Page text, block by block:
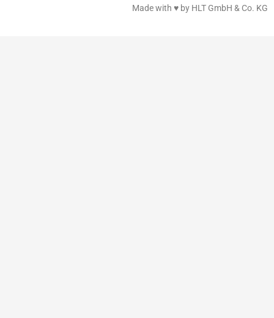
Made with ♥ by HLT GmbH & Co. KG